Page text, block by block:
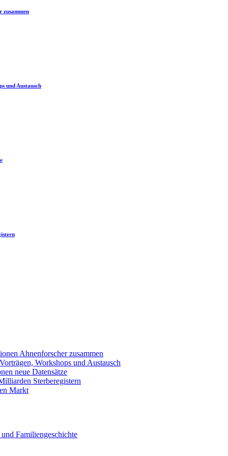
zusammen
und Austausch
Ahnenforscher zusammen
Workshops und Austausch
neue Datensätze
Sterberegistern
Markt
Familiengeschichte